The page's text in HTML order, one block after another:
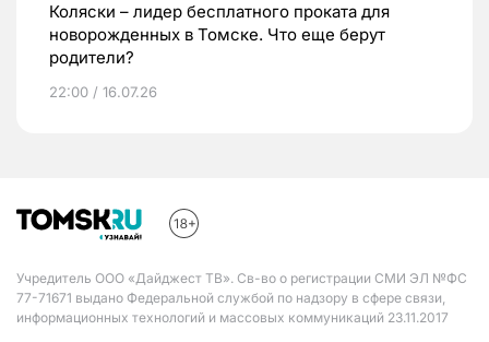
Коляски – лидер бесплатного проката для
новорожденных в Томске. Что еще берут
родители?
22:00 / 16.07.26
Учредитель ООО «Дайджест ТВ». Св-во о регистрации СМИ ЭЛ №ФС
77-71671 выдано Федеральной службой по надзору в сфере связи,
информационных технологий и массовых коммуникаций 23.11.2017